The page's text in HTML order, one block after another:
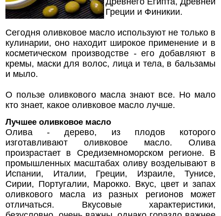
Греции и Финикии.
Сегодня оливковое масло используют не только в
кулинарии, оно находит широкое применение и в
косметическом производстве - его добавляют в
кремы, маски для волос, лица и тела, в бальзамы
и мыло.
О пользе оливкового масла знают все. Но мало
кто знает, какое оливковое масло лучше.
Лучшее оливковое масло
Олива - дерево, из плодов которого
изготавливают оливковое масло. Олива
произрастает в Средиземноморском регионе. В
промышленных масштабах оливу возделывают в
Испании, Италии, Греции, Израиле, Тунисе,
Сирии, Португалии, Марокко. Вкус, цвет и запах
оливкового масла из разных регионов может
отличаться. Вкусовые характеристики,